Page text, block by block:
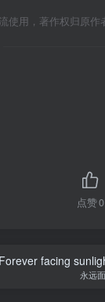
使用，著作权归原作
点赞0
Forever facing
永远